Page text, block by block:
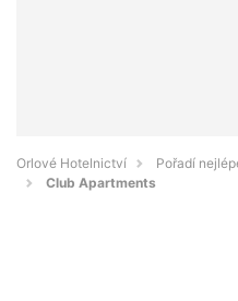
Orlové Hotelnictví
Pořadí
Club Apartments